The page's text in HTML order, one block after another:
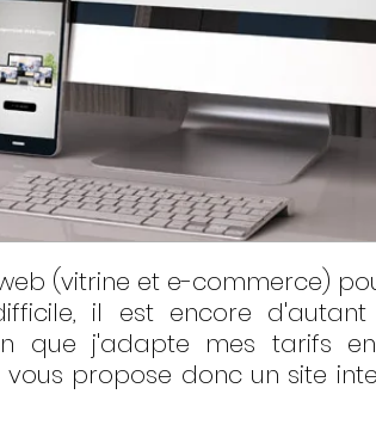
(vitrine et e-commerce)
il est encore
que j'adapte mes tarifs
propose donc un site